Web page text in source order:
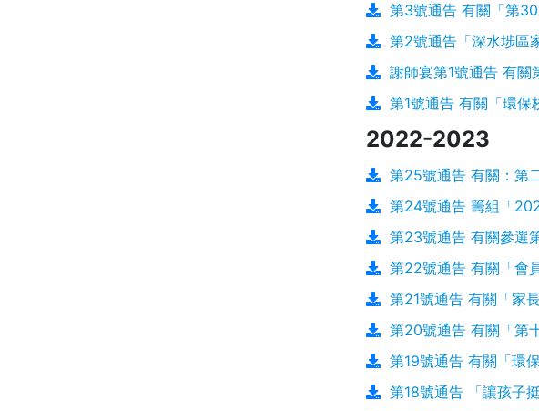
第3號通告 有關「第
第2號通告「深水埗區
謝師宴第1號通告 有關
第1號通告 有關「環保
2022-2023
第25號通告 有關：第
第24號通告 籌組「
第23號通告 有關參選
第22號通告 有關「會
第21號通告 有關「家
第20號通告 有關「第
第19號通告 有關「環
第18號通告 「讓孩子